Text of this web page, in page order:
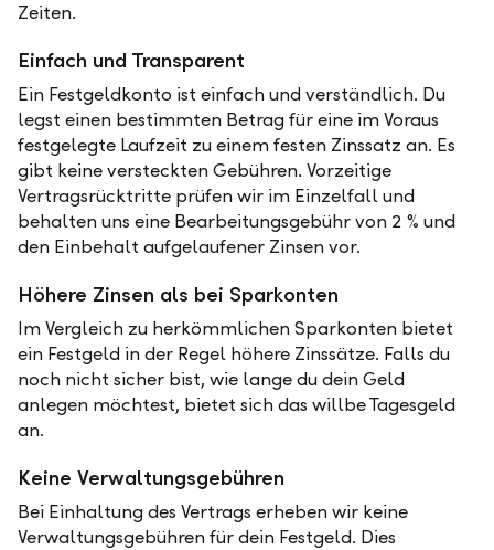
Zeiten.
Einfach und Transparent
Ein Festgeldkonto ist einfach und verständlich. Du
legst einen bestimmten Betrag für eine im Voraus
festgelegte Laufzeit zu einem festen Zinssatz an. Es
gibt keine versteckten Gebühren. Vorzeitige
Vertragsrücktritte prüfen wir im Einzelfall und
behalten uns eine Bearbeitungsgebühr von 2 % und
den Einbehalt aufgelaufener Zinsen vor.
Höhere Zinsen als bei Sparkonten
Im Vergleich zu herkömmlichen Sparkonten bietet
ein Festgeld in der Regel höhere Zinssätze. Falls du
noch nicht sicher bist, wie lange du dein Geld
anlegen möchtest, bietet sich das willbe Tagesgeld
an.
Keine Verwaltungsgebühren
Bei Einhaltung des Vertrags erheben wir keine
Verwaltungsgebühren für dein Festgeld. Dies